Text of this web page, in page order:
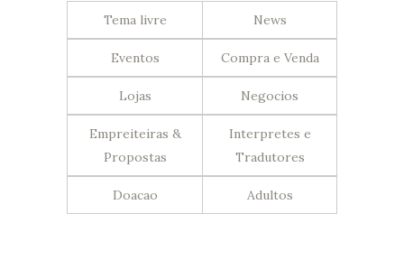
Tema livre News
Eventos Compra e Venda
Lojas Negocios
Empreiteiras &
Propostas
Interpretes e
Tradutores
Doacao Adultos